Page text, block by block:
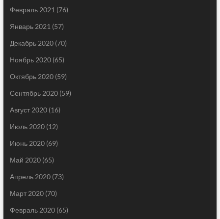
Февраль 2021 (76)
Январь 2021 (57)
Декабрь 2020(70)
Ноябрь 2020(65)
Октябрь 2020(59)
Сентябрь 2020(59)
Август 2020(16)
Июль 2020(12)
Июнь 2020(69)
Май 2020(65)
Апрель 2020(73)
Март 2020(70)
Февраль 2020(65)